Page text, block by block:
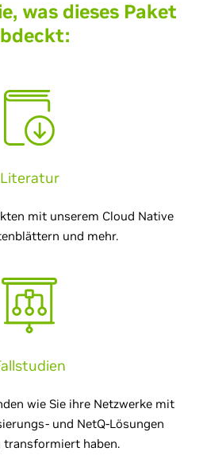
was dieses Paket
Literatur
mit unserem Cloud Native
und mehr.
wie Sie ihre Netzwerke mit
und NetQ-Lösungen
haben.